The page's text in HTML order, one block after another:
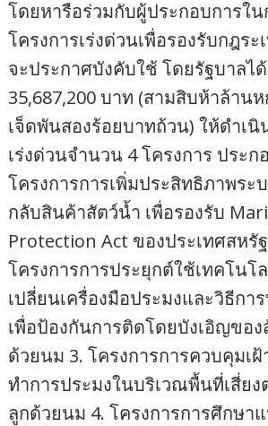
โดยหารือร่วมกับผู้ประกอบการใ
โครงการเร่งด่วนเพื่อรองรับกฎระ
จะประกาศบังคับใช้ โดยรัฐบาลไ
35,687,200 บาท (สามสิบห้าล้า
เจ็ดพันสองร้อยบาทถ้วน) ให้ดำเนิ
เร่งด่วนจำนวน 4 โครงการ ประก
โครงการการเพิ่มประสิทธิภาพร
กลับสินค้าสัตว์น้ำ เพื่อรองรับ
Protection Act ของประเทศสหรั
โครงการการประยุกต์ใช้เทคโนโ
เปลี่ยนเครื่องมือประมงและวิธีกา
เพื่อป้องกันการติดโดยบังเอิญของ
ด้วยนม 3. โครงการการควบคุมเ
ทำการประมงในบริเวณพื้นที่เสี่ยง
ลูกด้วยนม 4. โครงการการศึกษา